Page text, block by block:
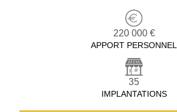
220 000 €
APPORT PERSONNEL
35
IMPLANTATIONS